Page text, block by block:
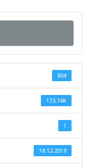
804
173.74K
1
18.12.2019